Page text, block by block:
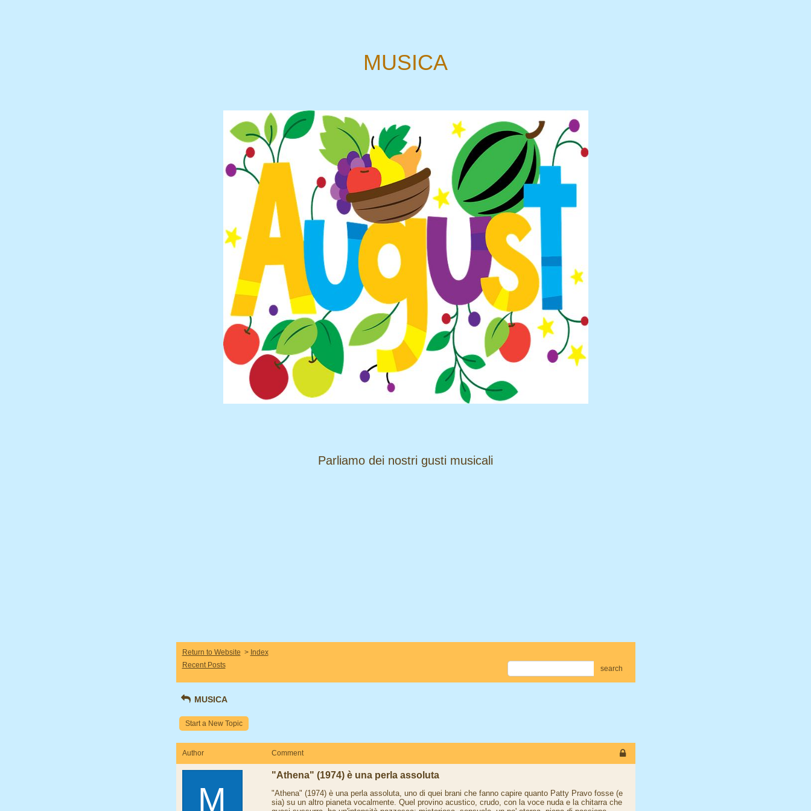
MUSICA
​​​​​​​Parliamo dei nostri gusti musicali
Return to Website > Index
Recent Posts
search
MUSICA
Start a New Topic
Author Comment
M
"Athena" (1974) è una perla assoluta
"Athena" (1974) è una perla assoluta, uno di quei brani che fanno capire quanto Patty Pravo fosse (e
sia) su un altro pianeta vocalmente. Quel provino acustico, crudo, con la voce nuda e la chitarra che